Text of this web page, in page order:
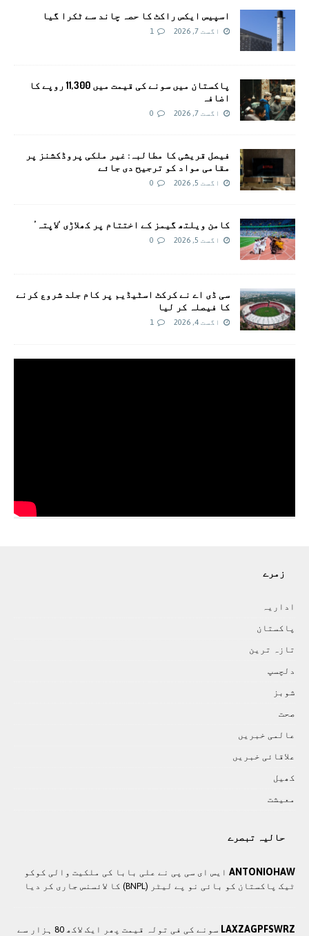
اسپیس ایکس راکٹ کا حصہ چاند سے ٹکرا گیا
اگست 7, 2026 1
پاکستان میں سونے کی قیمت میں 11,300 روپے کا
اضافہ
اگست 7, 2026 0
فیصل قریشی کا مطالبہ: غیر ملکی پروڈکشنز پر
مقامی مواد کو ترجیح دی جائے
اگست 5, 2026 0
کامن ویلتھ گیمز کے اختتام پر کھلاڑی ‘لاپتہ’
اگست 5, 2026 0
سی ڈی اے نے کرکٹ اسٹیڈیم پر کام جلد شروع کرنے
کا فیصلہ کر لیا
اگست 4, 2026 1
زمرے
اداريہ
پاکستان
تازہ ترين
دلچسپ
شوبز
صحت
عالمی خبريں
علاقائی خبريں
کھيل
معيشت
حالیہ تبصرے
ANTONIOHAW ایس ای سی پی نے علی بابا کی ملکیت والی کوکو
ٹیک پاکستان کو بائی نو پے لیٹر (BNPL) کا لائسنس جاری کر دیا
LAXZAGPFSWRZ
سونے کی فی تولہ قیمت پھر ایک لاکھ 80 ہزار سے